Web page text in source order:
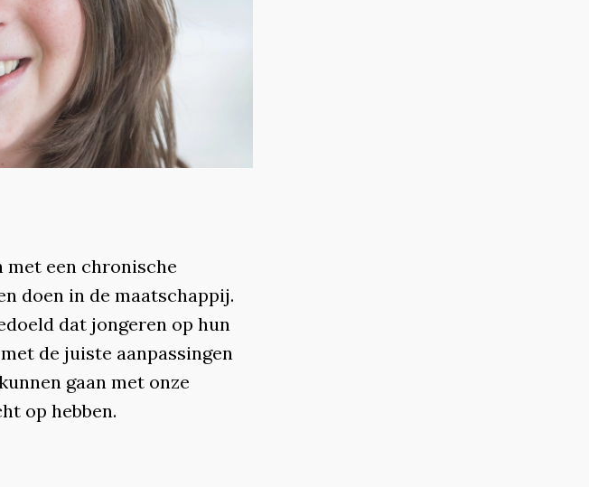
een chronische
doen in de maatschappij.
dat jongeren op hun
de juiste aanpassingen
gaan met onze
op hebben.